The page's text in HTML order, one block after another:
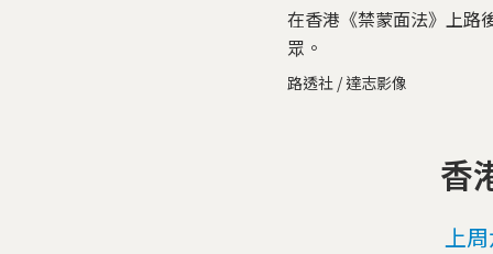
在香港《禁蒙面法》上路
眾。
路透社 / 達志影像
香
上